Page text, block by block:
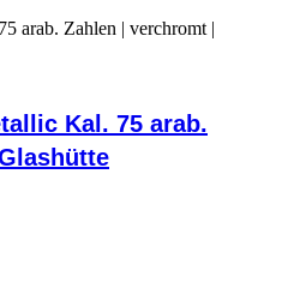
arab. Zahlen | verchromt |
Kal. 75 arab.